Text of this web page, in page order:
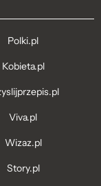
Polki.pl
Kobieta.pl
Viva.pl
Wizaz.pl
Story.pl